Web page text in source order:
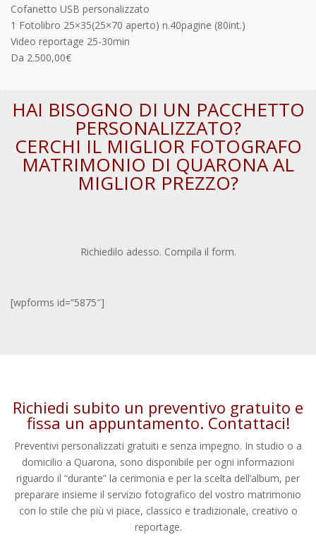
Cofanetto USB personalizzato
1 Fotolibro 25×35(25×70 aperto) n.40pagine (80int.)
Video reportage 25-30min
Da 2.500,00€
HAI BISOGNO DI UN PACCHETTO
PERSONALIZZATO?
CERCHI IL MIGLIOR FOTOGRAFO
MATRIMONIO DI QUARONA AL
MIGLIOR PREZZO?
Richiedilo adesso. Compila il form.
[wpforms id=”5875″]
Richiedi subito un preventivo gratuito e
fissa un appuntamento. Contattaci!
Preventivi personalizzati gratuiti e senza impegno. In studio o a
domicilio a Quarona, sono disponibile per ogni informazioni
riguardo il “durante” la cerimonia e per la scelta dell’album, per
preparare insieme il servizio fotografico del vostro matrimonio
con lo stile che più vi piace, classico e tradizionale, creativo o
reportage.